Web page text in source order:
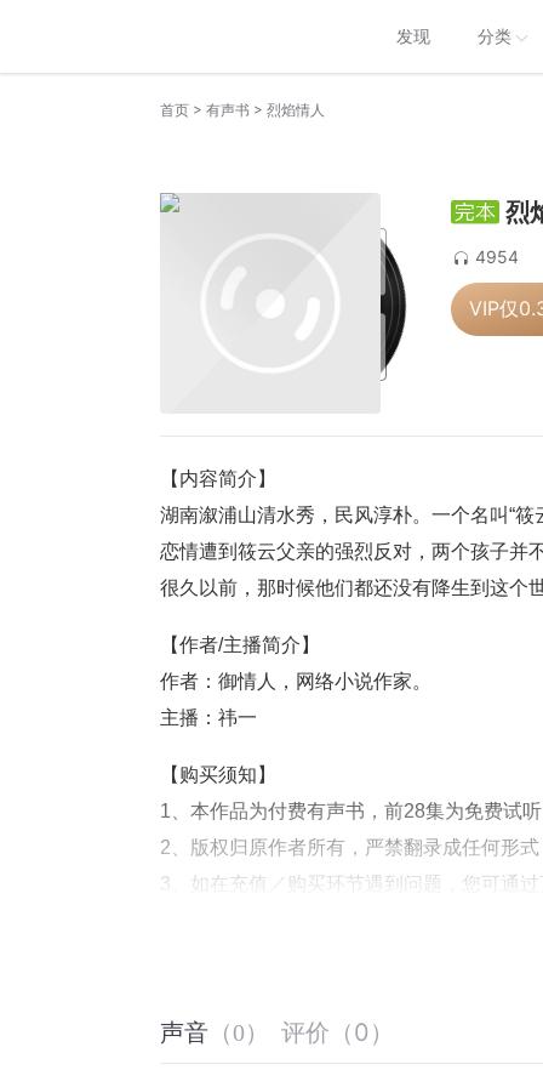
发现 分类
首页 > 有声书 > 烈焰情人
烈
4954
VIP仅
【内容简介】
湖南溆浦山清水秀，民风淳朴。一个名叫“
恋情遭到筱云父亲的强烈反对，两个孩子并
很久以前，那时候他们都还没有降生到这个
【作者/主播简介】
作者：御情人，网络小说作家。
主播：祎一
【购买须知】
1、本作品为付费有声书，前28集为免费试
2、版权归原作者所有，严禁翻录成任何形
3、如在充值／购买环节遇到问题，您可通
线客服
声音 （0） 评价 （0 ）